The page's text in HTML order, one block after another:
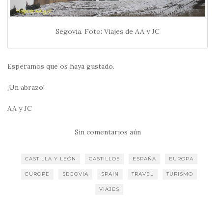
Segovia. Foto: Viajes de AA y JC
Esperamos que os haya gustado.
¡Un abrazo!
AA y JC
Sin comentarios aún
CASTILLA Y LEÓN CASTILLOS ESPAÑA EUROPA
EUROPE SEGOVIA SPAIN TRAVEL TURISMO
VIAJES